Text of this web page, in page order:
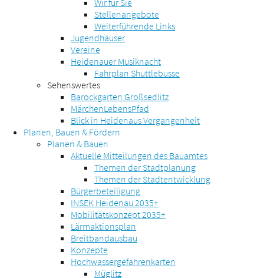
Wir für Sie
Stellenangebote
Weiterführende Links
Jugendhäuser
Vereine
Heidenauer Musiknacht
Fahrplan Shuttlebusse
Sehenswertes
Barockgarten Großsedlitz
MärchenLebensPfad
Blick in Heidenaus Vergangenheit
Planen, Bauen & Fördern
Planen & Bauen
Aktuelle Mitteilungen des Bauamtes
Themen der Stadtplanung
Themen der Stadtentwicklung
Bürgerbeteiligung
INSEK Heidenau 2035+
Mobilitätskonzept 2035+
Lärmaktionsplan
Breitbandausbau
Konzepte
Hochwassergefahrenkarten
Müglitz